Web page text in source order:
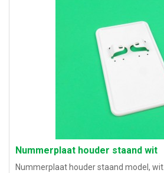
Nummerplaat houder staand wit
Nummerplaat houder staand model, wit..